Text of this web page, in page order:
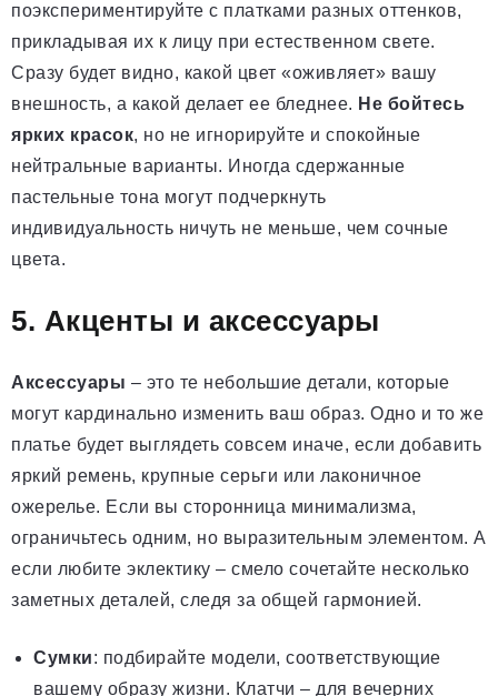
поэкспериментируйте с платками разных оттенков,
прикладывая их к лицу при естественном свете.
Сразу будет видно, какой цвет «оживляет» вашу
внешность, а какой делает ее бледнее. Не бойтесь
ярких красок, но не игнорируйте и спокойные
нейтральные варианты. Иногда сдержанные
пастельные тона могут подчеркнуть
индивидуальность ничуть не меньше, чем сочные
цвета.
5. Акценты и аксессуары
Аксессуары – это те небольшие детали, которые
могут кардинально изменить ваш образ. Одно и то же
платье будет выглядеть совсем иначе, если добавить
яркий ремень, крупные серьги или лаконичное
ожерелье. Если вы сторонница минимализма,
ограничьтесь одним, но выразительным элементом. А
если любите эклектику – смело сочетайте несколько
заметных деталей, следя за общей гармонией.
Сумки: подбирайте модели, соответствующие
вашему образу жизни. Клатчи – для вечерних